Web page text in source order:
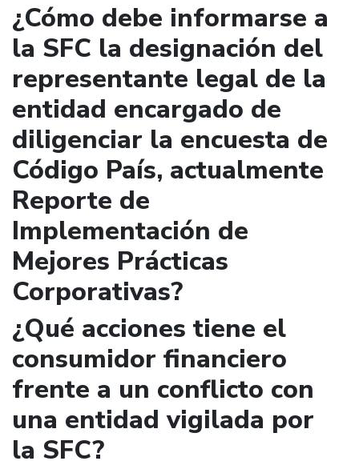
¿Cómo debe informarse a
la SFC la designación del
representante legal de la
entidad encargado de
diligenciar la encuesta de
Código País, actualmente
Reporte de
Implementación de
Mejores Prácticas
Corporativas?
¿Qué acciones tiene el
consumidor financiero
frente a un conflicto con
una entidad vigilada por
la SFC?